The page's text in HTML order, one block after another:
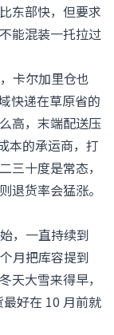
东部快，但要求
能混装一托拉过
卡尔加里仓也
快递在草原省的
高，末端配送压
本的承运商，打
三十度是常态，
退货率会猛涨。
，一直持续到
月把库容提到
天大雪来得早，
好在 10 月前就